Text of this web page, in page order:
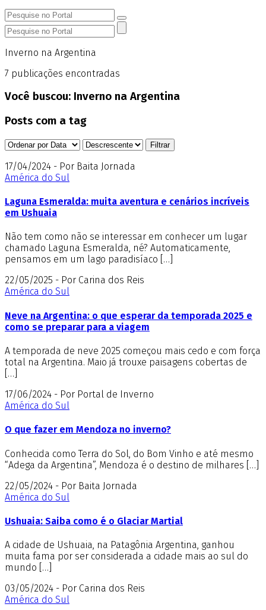
Inverno na Argentina
7 publicações encontradas
Você buscou: Inverno na Argentina
Posts com a tag
17/04/2024 - Por Baita Jornada
América do Sul
Laguna Esmeralda: muita aventura e cenários incríveis
em Ushuaia
Não tem como não se interessar em conhecer um lugar
chamado Laguna Esmeralda, né? Automaticamente,
pensamos em um lago paradisíaco […]
22/05/2025 - Por Carina dos Reis
América do Sul
Neve na Argentina: o que esperar da temporada 2025 e
como se preparar para a viagem
A temporada de neve 2025 começou mais cedo e com força
total na Argentina. Maio já trouxe paisagens cobertas de
[…]
17/06/2024 - Por Portal de Inverno
América do Sul
O que fazer em Mendoza no inverno?
Conhecida como Terra do Sol, do Bom Vinho e até mesmo
“Adega da Argentina”, Mendoza é o destino de milhares […]
22/05/2024 - Por Baita Jornada
América do Sul
Ushuaia: Saiba como é o Glaciar Martial
A cidade de Ushuaia, na Patagônia Argentina, ganhou
muita fama por ser considerada a cidade mais ao sul do
mundo […]
03/05/2024 - Por Carina dos Reis
América do Sul